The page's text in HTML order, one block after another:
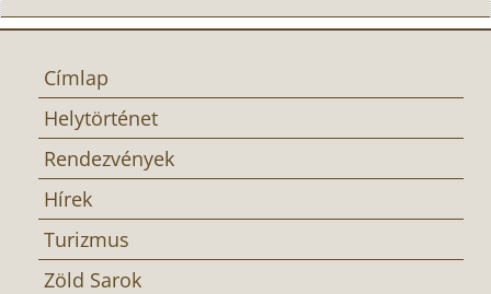
Címlap
Helytörténet
Rendezvények
Hírek
Turizmus
Zöld Sarok